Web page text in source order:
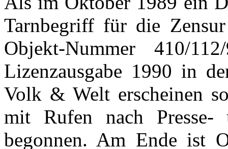
Tarnbegriff für die
Objekt-Nummer 410/
Lizenzausgabe 1990 in
Volk & Welt erscheinen
mit Rufen nach Presse-
begonnen. Am Ende ist